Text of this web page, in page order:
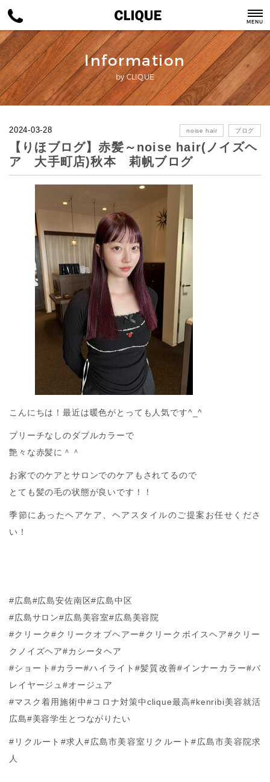
MENU
Information
by CLIQUE
2024-03-28 noise hair ブログ
【りほブログ】赤髪～noise hair(ノイズヘ
ア 大手町店)秋本 莉帆ブログ
こんにちは！最近は暖色がとっても人気です^_^
ブリーチなしのダブルカラーで
艶々な赤髪に＾＾
お家でのケアとサロンでのケアもされてるので
とても髪の毛の状態が良いです！！
季節にあったヘアケア、ヘアスタイルのご提案お任せくださ
い！
#広島#広島安佐南区#広島中区
#広島サロン#広島美容室#広島美容院
#クリーク#クリークオブヘアー#クリークボイスヘア#クリー
クノイズヘア#カシータヘア
#ショート#カラー#ハイライト#髪質改善#インナーカラー#バ
レイヤージュ#オージュア
#マスク着用施術中#コロナ対策中clique最高#kenribi美容就活
広島#美容学生とつながりたい
#リクルート#求人#広島市美容室リクルート#広島市美容院求
人